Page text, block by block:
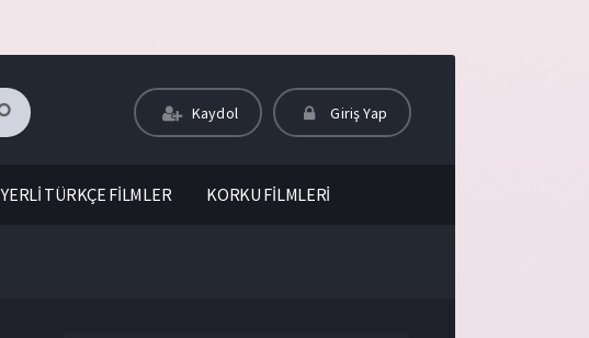
Kaydol Giriş Yap
YERLİ TÜRKÇE FİLMLER KORKU FİLMLERİ